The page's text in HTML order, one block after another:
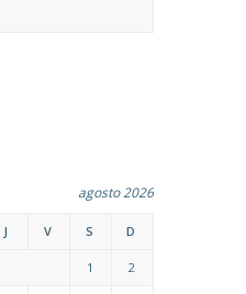
agosto 2026
J V S D
1 2